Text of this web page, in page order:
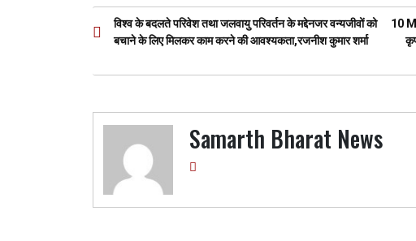
o
o
k
A
p
p
a
m
g
er
Post
navigation
विश्व के बदलते परिवेश तथा जलवायु परिवर्तन के मद्देनजर वन्यजीवों को
बचाने के लिए मिलकर काम करने की आवश्यकता,रजनीश कुमार शर्मा
10
Samarth Bharat News